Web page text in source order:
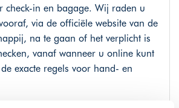
check-in en bagage. Wij raden u
via de officiële website van de
na te gaan of het verplicht is
vanaf wanneer u online kunt
exacte regels voor hand- en